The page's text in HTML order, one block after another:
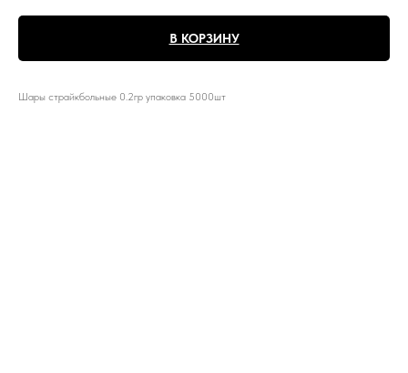
В КОРЗИНУ
Шары страйкбольные 0.2гр упаковка 5000шт